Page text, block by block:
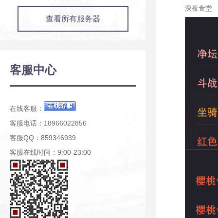
查看所有服务器
客服中心
在线客服：
客服电话：18966022856
客服QQ：859346939
客服在线时间：9:00-23:00
深夜食堂